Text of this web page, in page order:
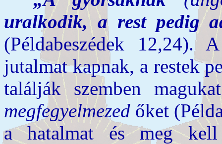
uralkodik, a rest pedig
(Példabeszédek 12,24).
jutalmat kapnak, a restek
találják szemben
megfegyelmezed őket
a hatalmat és meg